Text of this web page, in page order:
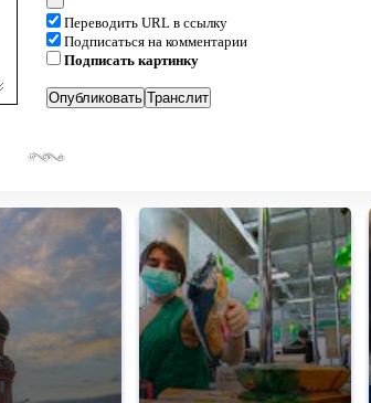
Переводить URL в ссылку
Подписаться на комментарии
Подписать картинку